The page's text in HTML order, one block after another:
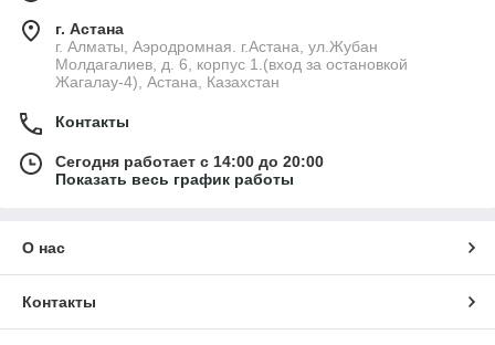
г. Астана
г. Алматы, Аэродромная. г.Астана, ул.Жубан
Молдагалиев, д. 6, корпус 1.(вход за остановкой
Жагалау-4), Астана, Казахстан
Контакты
Сегодня работает с 14:00 до 20:00
Показать весь график работы
О нас
Контакты